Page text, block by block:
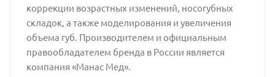
коррекции возрастных изменений, носогубных
складок, а также моделирования и увеличения
объема губ. Производителем и официальным
правообладателем бренда в России является
компания «Манас Мед».